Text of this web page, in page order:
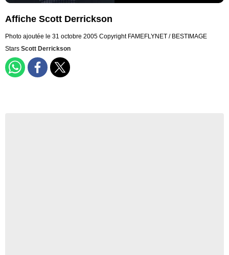
Affiche Scott Derrickson
Photo ajoutée le 31 octobre 2005 Copyright FAMEFLYNET / BESTIMAGE
Stars Scott Derrickson